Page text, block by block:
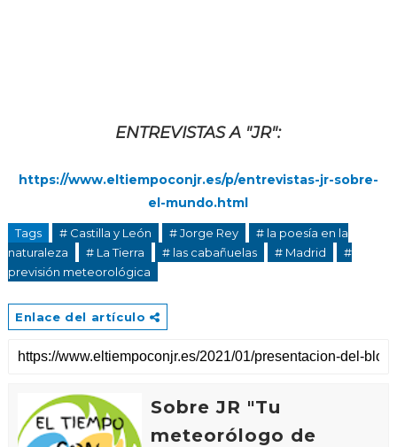
ENTREVISTAS A "JR":
https://www.eltiempoconjr.es/p/entrevistas-jr-sobre-
el-mundo.html
Tags # Castilla y León # Jorge Rey
# la poesía en la
naturaleza
# La Tierra # las cabañuelas # Madrid
#
previsión meteorológica
Enlace del artículo
Sobre JR "Tu
meteorólogo de